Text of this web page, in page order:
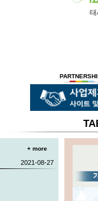
태
30년의 역사를 갖고 있는 회사입
절대적인 제품을 만들기
전 직원이 노력하고 있습
세계 최초로 개발
안전과 효과 효율을 인정
획득 하였습
+ more
2021-08-27